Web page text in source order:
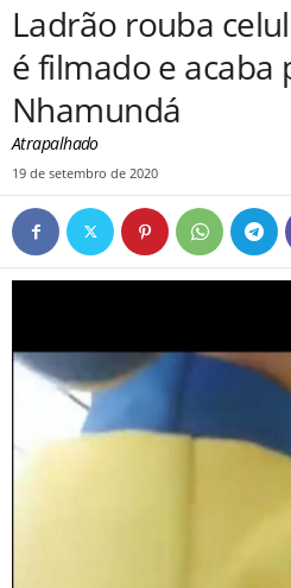
Ladrão rouba
é filmado e acaba
Nhamundá
Atrapalhado
19 de setembro de 2020